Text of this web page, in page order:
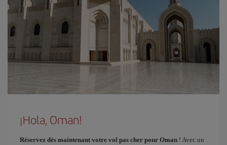
¡Hola, Oman!
Réservez dès maintenant votre vol pas cher pour Oman ! Avec un